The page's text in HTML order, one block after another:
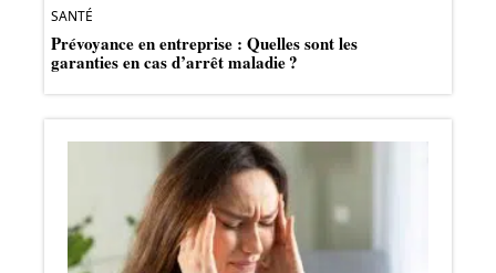
SANTÉ
Prévoyance en entreprise : Quelles sont les
garanties en cas d’arrêt maladie ?